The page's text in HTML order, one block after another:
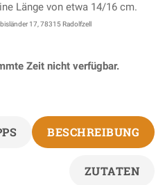
Länge von etwa 14/16 cm.
17, 78315 Radolfzell
Zeit nicht verfügbar.
BESCHREIBUNG
ZUTATEN